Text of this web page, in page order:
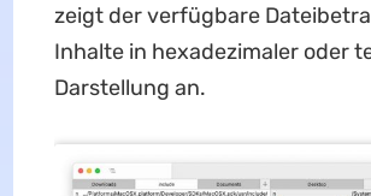
zeigt der verfügbare
Inhalte in hexadezimaler oder
Darstellung an.